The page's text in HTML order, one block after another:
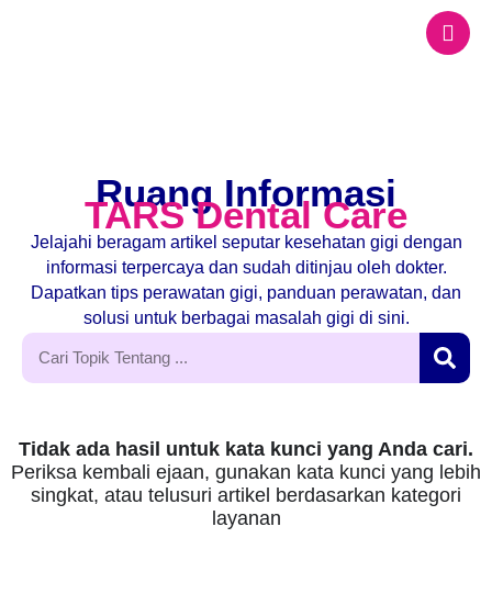
Ruang Informasi
TARS Dental Care
Jelajahi beragam artikel seputar kesehatan gigi dengan
informasi terpercaya dan sudah ditinjau oleh dokter.
Dapatkan tips perawatan gigi, panduan perawatan, dan
solusi untuk berbagai masalah gigi di sini.
Tidak ada hasil untuk kata kunci yang Anda cari.
Periksa kembali ejaan, gunakan kata kunci yang lebih
singkat, atau telusuri artikel berdasarkan kategori
layanan